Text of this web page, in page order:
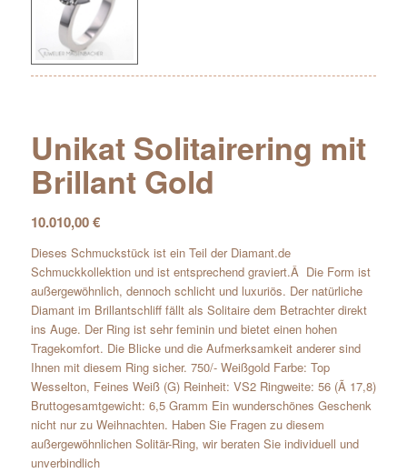
Unikat Solitairering mit
Brillant Gold
10.010,00€
Dieses Schmuckstück ist ein Teil der Diamant.de
Schmuckkollektion und ist entsprechend graviert.Â Die Form ist
außergewöhnlich, dennoch schlicht und luxuriös. Der natürliche
Diamant im Brillantschliff fällt als Solitaire dem Betrachter direkt
ins Auge. Der Ring ist sehr feminin und bietet einen hohen
Tragekomfort. Die Blicke und die Aufmerksamkeit anderer sind
Ihnen mit diesem Ring sicher. 750/- Weißgold Farbe: Top
Wesselton, Feines Weiß (G) Reinheit: VS2 Ringweite: 56 (Ã 17,8)
Bruttogesamtgewicht: 6,5 Gramm Ein wunderschönes Geschenk
nicht nur zu Weihnachten. Haben Sie Fragen zu diesem
außergewöhnlichen Solitär-Ring, wir beraten Sie individuell und
unverbindlich